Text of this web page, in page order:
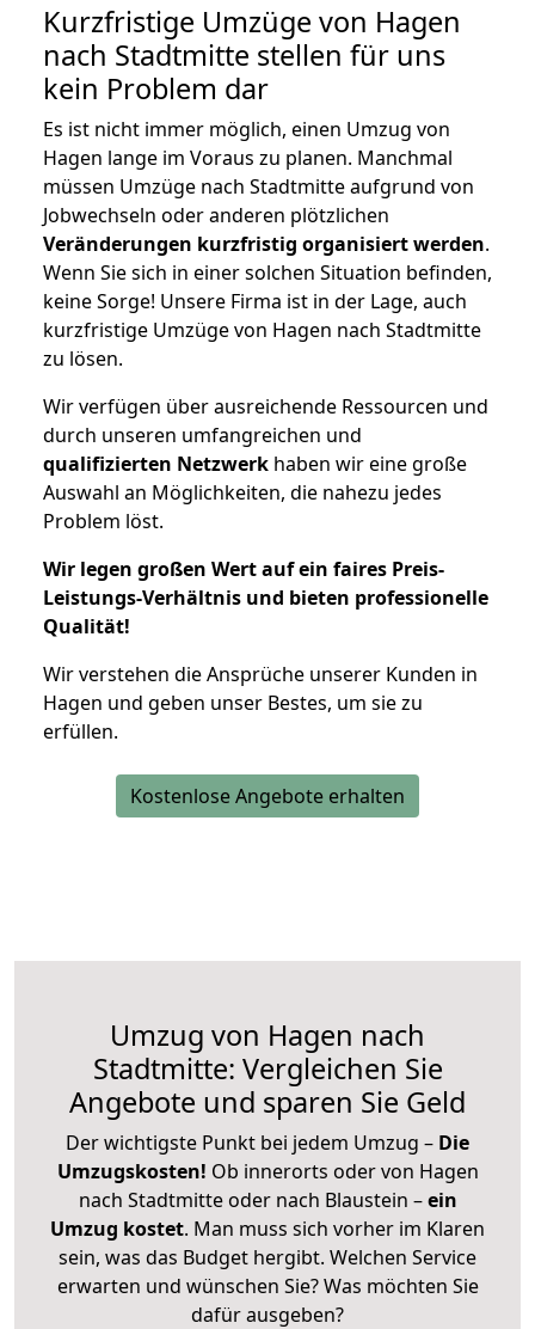
Kurzfristige Umzüge von Hagen
nach Stadtmitte stellen für uns
kein Problem dar
Es ist nicht immer möglich, einen Umzug von
Hagen lange im Voraus zu planen. Manchmal
müssen Umzüge nach Stadtmitte aufgrund von
Jobwechseln oder anderen plötzlichen
Veränderungen kurzfristig organisiert werden.
Wenn Sie sich in einer solchen Situation befinden,
keine Sorge! Unsere Firma ist in der Lage, auch
kurzfristige Umzüge von Hagen nach Stadtmitte
zu lösen.
Wir verfügen über ausreichende Ressourcen und
durch unseren umfangreichen und
qualifizierten Netzwerk haben wir eine große
Auswahl an Möglichkeiten, die nahezu jedes
Problem löst.
Wir legen großen Wert auf ein faires Preis-
Leistungs-Verhältnis und bieten professionelle
Qualität!
Wir verstehen die Ansprüche unserer Kunden in
Hagen und geben unser Bestes, um sie zu
erfüllen.
Kostenlose Angebote erhalten
Umzug von Hagen nach
Stadtmitte: Vergleichen Sie
Angebote und sparen Sie Geld
Der wichtigste Punkt bei jedem Umzug – Die
Umzugskosten! Ob innerorts oder von Hagen
nach Stadtmitte oder nach Blaustein –ein
Umzug kostet. Man muss sich vorher im Klaren
sein, was das Budget hergibt. Welchen Service
erwarten und wünschen Sie? Was möchten Sie
dafür ausgeben?